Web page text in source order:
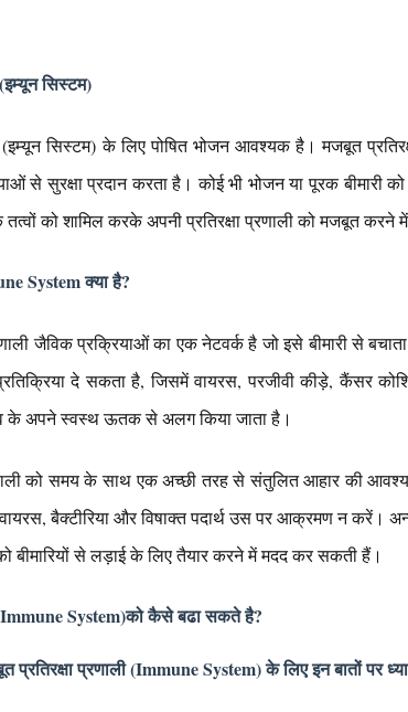
सिस्टम)
(इम्यून सिस्टम) के लिए पोषित भोजन आवश्यक है। मजबूत
से सुरक्षा प्रदान करता है। कोई भी भोजन या पूरक
को शामिल करके अपनी प्रतिरक्षा प्रणाली को मजबूत
System क्या है?
जैविक प्रक्रियाओं का एक नेटवर्क है जो इसे बीमारी से
दे सकता है, जिसमें वायरस, परजीवी कीड़े, कैंसर
के अपने स्वस्थ ऊतक से अलग किया जाता है।
को समय के साथ एक अच्छी तरह से संतुलित आहार की
बैक्टीरिया और विषाक्त पदार्थ उस पर आक्रमण न करें।
बीमारियों से लड़ाई के लिए तैयार करने में मदद कर सकती हैं।
(Immune System)को कैसे‌ बढा सकते है?
प्रणाली (Immune System) के लिए इन बातों पर